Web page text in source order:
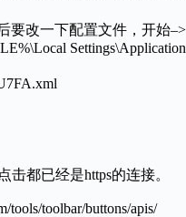
要改一下配置文件，开始
都已经是https的连接。
toolbar/buttons/apis/